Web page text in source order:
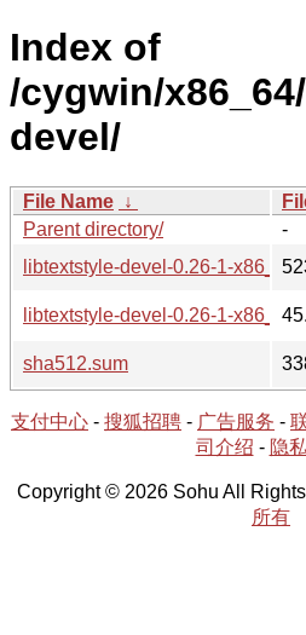
Index of
/cygwin/
devel/
File Name ↓
Parent directory/
-
libtextstyle-devel-0.26-1-
libtextstyle-devel-0.26-1-
sha512.sum
支付中心 - 搜狐招聘 - 广告服务 -
司介绍 - 隐
Copyright © 2026 Sohu All
所有